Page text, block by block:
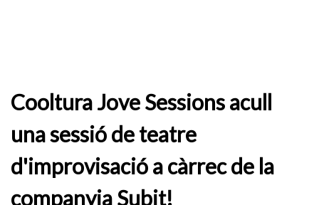
Cooltura Jove Sessions acull
una sessió de teatre
d'improvisació a càrrec de la
companyia Subit!